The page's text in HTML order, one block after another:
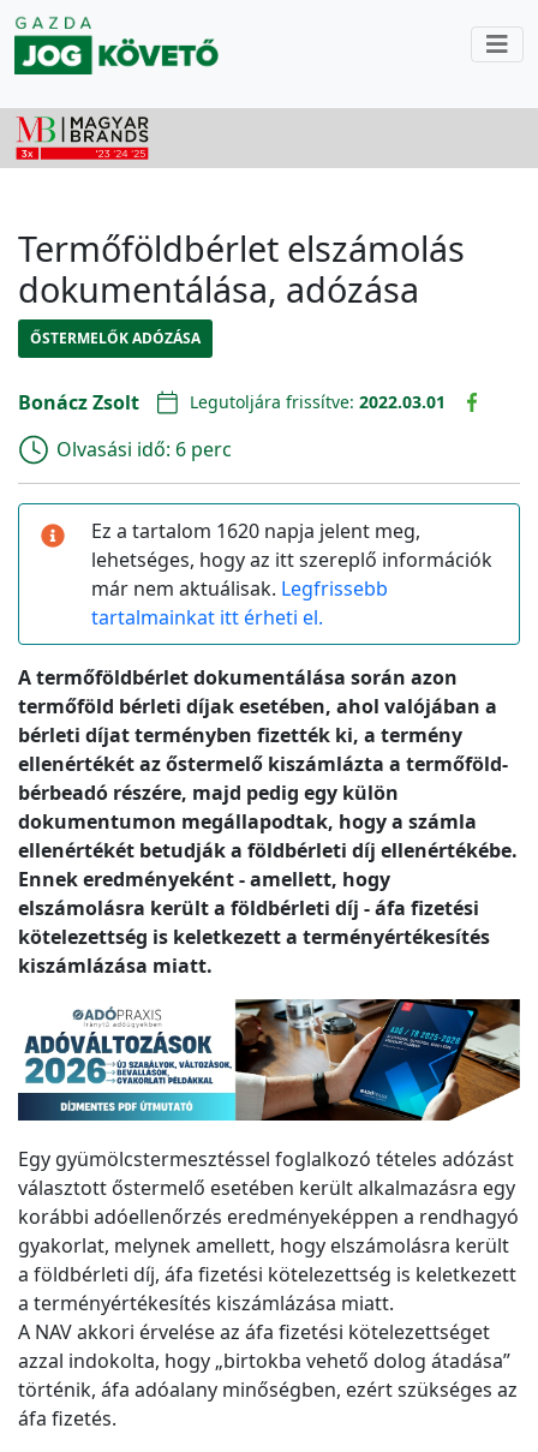
Termőföldbérlet elszámolás
dokumentálása, adózása
ŐSTERMELŐK ADÓZÁSA
Bonácz Zsolt Legutoljára frissítve: 2022.03.01
Olvasási idő: 6 perc
Ez a tartalom 1620 napja jelent meg,
lehetséges, hogy az itt szereplő információk
már nem aktuálisak. Legfrissebb
tartalmainkat itt érheti el.
A termőföldbérlet dokumentálása során azon
termőföld bérleti díjak esetében, ahol valójában a
bérleti díjat terményben fizették ki, a termény
ellenértékét az őstermelő kiszámlázta a termőföld-
bérbeadó részére, majd pedig egy külön
dokumentumon megállapodtak, hogy a számla
ellenértékét betudják a földbérleti díj ellenértékébe.
Ennek eredményeként - amellett, hogy
elszámolásra került a földbérleti díj - áfa fizetési
kötelezettség is keletkezett a terményértékesítés
kiszámlázása miatt.
Egy gyümölcstermesztéssel foglalkozó tételes adózást
választott őstermelő esetében került alkalmazásra egy
korábbi adóellenőrzés eredményeképpen a rendhagyó
gyakorlat, melynek amellett, hogy elszámolásra került
a földbérleti díj, áfa fizetési kötelezettség is keletkezett
a terményértékesítés kiszámlázása miatt.
A NAV akkori érvelése az áfa fizetési kötelezettséget
azzal indokolta, hogy „birtokba vehető dolog átadása”
történik, áfa adóalany minőségben, ezért szükséges az
áfa fizetés.